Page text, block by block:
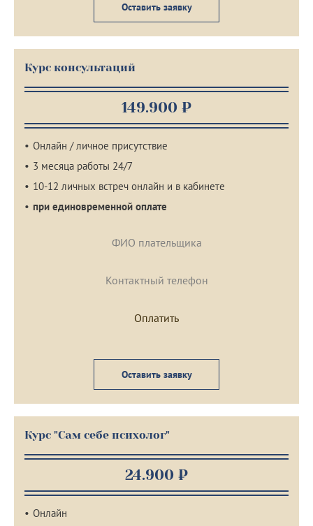
Оставить заявку
Курс консультаций
149.900 ₽
Онлайн / личное присутствие
3 месяца работы 24/7
10-12 личных встреч онлайн и в кабинете
при единовременной оплате
Оставить заявку
Курс "Сам себе психолог"
24.900 ₽
Онлайн